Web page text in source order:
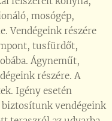
mosógép,
Vendégeink részére
tusfürdőt,
Ágyneműt,
részére. A
Igény esetén
biztosítunk vendégeink